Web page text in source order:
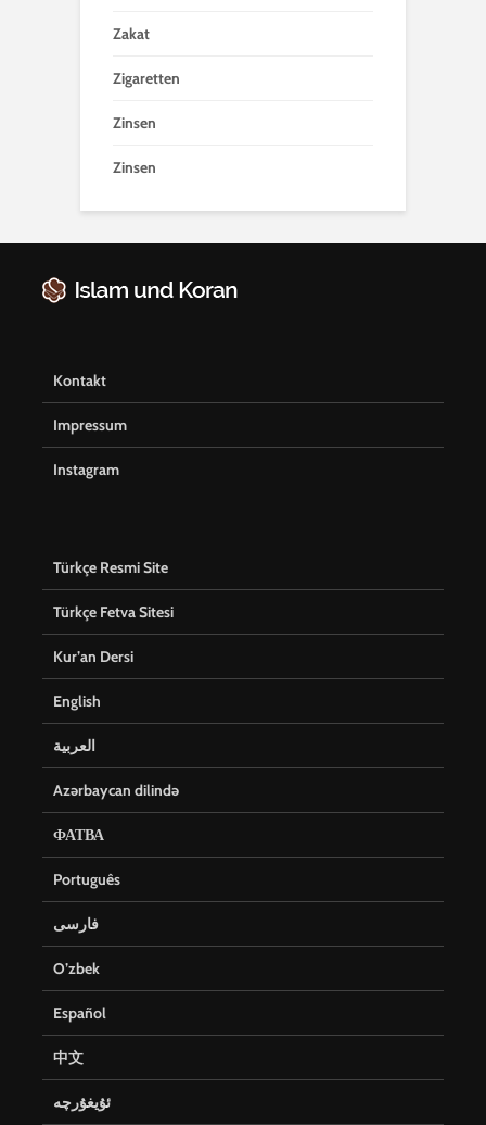
Zakat
Zigaretten
Zinsen
Zinsen
Kontakt
Impressum
Instagram
Türkçe Resmi Site
Türkçe Fetva Sitesi
Kur’an Dersi
English
العربية
Azərbaycan dilində
ФАТВА
Português
فارسی
O’zbek
Español
中文
ئۇيغۇرچە